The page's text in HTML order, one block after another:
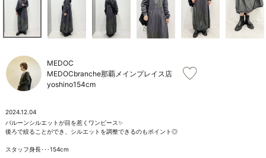
ご利用ガイド/ヘルプ
MEDOC
MEDOCbranche那覇メインプレイス店
yoshino154cm
2024.12.04
バルーンシルエットが目を惹くワンピース✨
後ろで絞ることができ、シルエットを調整できるのもポイント◎
スタッフ身長･･･154cm